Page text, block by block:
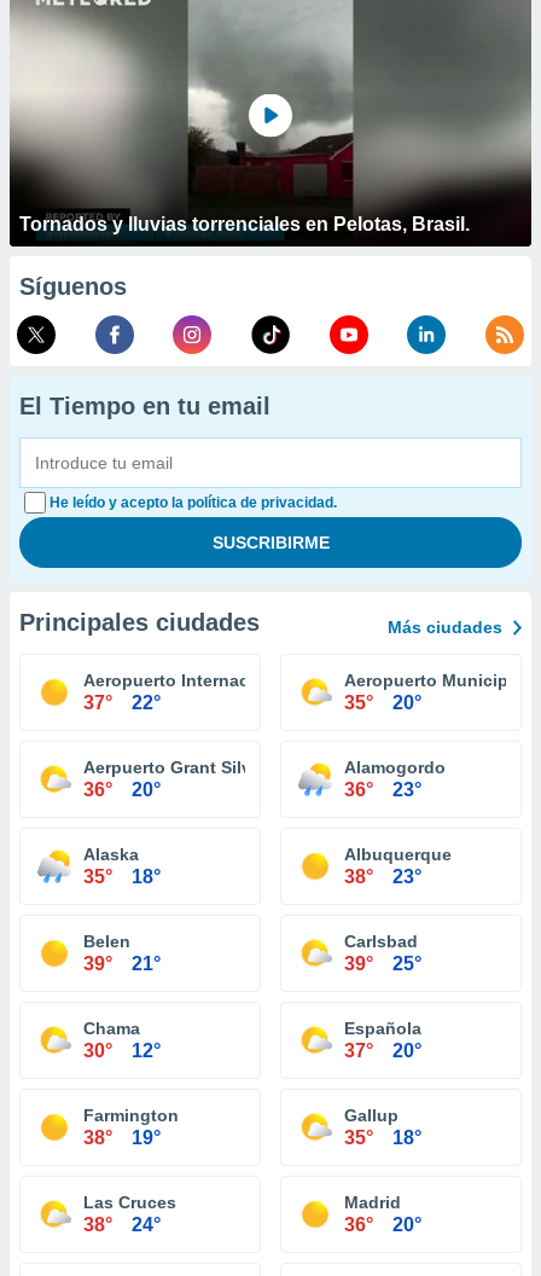
Tornados y lluvias torrenciales en Pelotas, Brasil.
Síguenos
El Tiempo en tu email
He leído y acepto la política de privacidad.
Principales ciudades Más ciudades
Aeropuerto Internacional Albuquerque
37° 22°
Aeropuerto Municipal
35° 20°
Aerpuerto Grant Silver City
36° 20°
Alamogordo
36° 23°
Alaska
35° 18°
Albuquerque
38° 23°
Belen
39° 21°
Carlsbad
39° 25°
Chama
30° 12°
Española
37° 20°
Farmington
38° 19°
Gallup
35° 18°
Las Cruces
38° 24°
Madrid
36° 20°